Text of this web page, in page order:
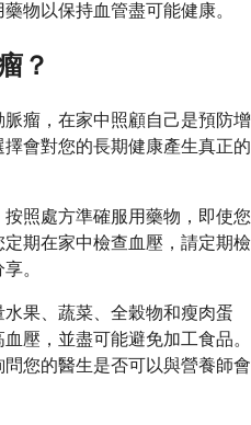
物以保持血管盡可能健康。
？
瘤，在家中照顧自己是預防增
會對您的長期健康產生真正的
照處方準確服用藥物，即使您
期在家中檢查血壓，請定期檢
。
果、蔬菜、全穀物和瘦肉蛋
壓，並盡可能避免加工食品。
您的醫生是否可以與營養師會